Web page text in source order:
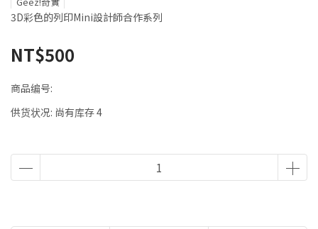
3D彩色的列印Mini設計師合作系列
NT$500
商品编号:
供货状况: 尚有库存 4